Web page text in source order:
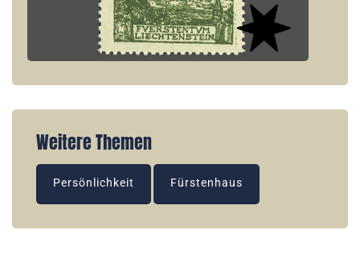
Weitere Themen
Persönlichkeit Fürstenhaus